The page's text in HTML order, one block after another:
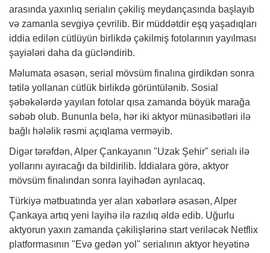
arasında yaxınlıq serialın çəkiliş meydançasında başlayıb
və zamanla sevgiyə çevrilib. Bir müddətdir eşq yaşadıqları
iddia edilən cütlüyün birlikdə çəkilmiş fotolarının yayılması
şayiələri daha da gücləndirib.
Məlumata əsasən, serial mövsüm finalına girdikdən sonra
tətilə yollanan cütlük birlikdə görüntülənib. Sosial
şəbəkələrdə yayılan fotolar qısa zamanda böyük marağa
səbəb olub. Bununla belə, hər iki aktyor münasibətləri ilə
bağlı hələlik rəsmi açıqlama verməyib.
Digər tərəfdən, Alper Çankayanın "Uzak Şehir" serialı ilə
yollarını ayıracağı da bildirilib. İddialara görə, aktyor
mövsüm finalından sonra layihədən ayrılacaq.
Türkiyə mətbuatında yer alan xəbərlərə əsasən, Alper
Çankaya artıq yeni layihə ilə razılıq əldə edib. Uğurlu
aktyorun yaxın zamanda çəkilişlərinə start veriləcək Netflix
platformasının "Evə gedən yol" serialının aktyor heyətinə